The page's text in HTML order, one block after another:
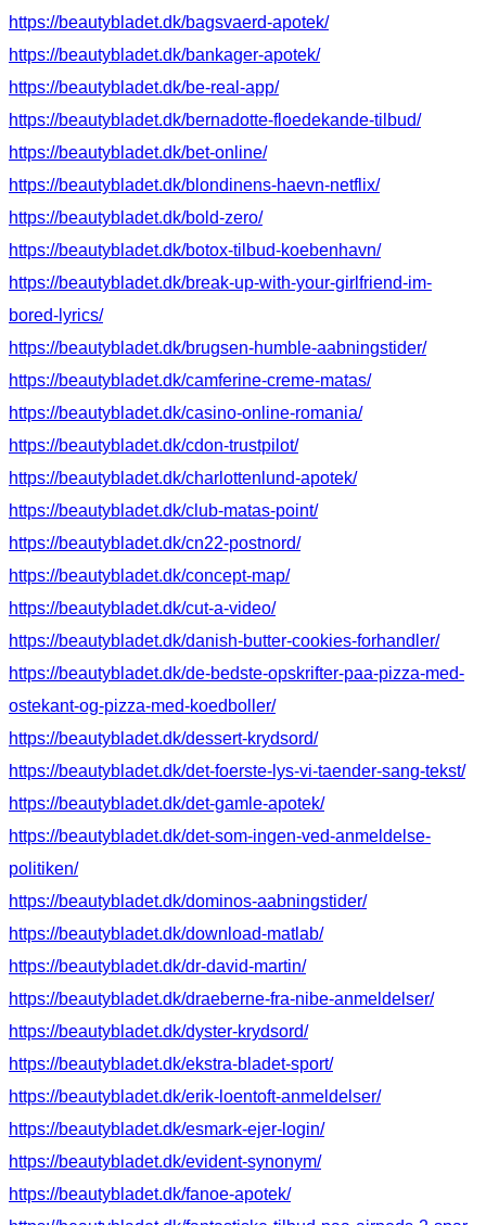
https://beautybladet.dk/bagsvaerd-apotek/
https://beautybladet.dk/bankager-apotek/
https://beautybladet.dk/be-real-app/
https://beautybladet.dk/bernadotte-floedekande-tilbud/
https://beautybladet.dk/bet-online/
https://beautybladet.dk/blondinens-haevn-netflix/
https://beautybladet.dk/bold-zero/
https://beautybladet.dk/botox-tilbud-koebenhavn/
https://beautybladet.dk/break-up-with-your-girlfriend-im-
bored-lyrics/
https://beautybladet.dk/brugsen-humble-aabningstider/
https://beautybladet.dk/camferine-creme-matas/
https://beautybladet.dk/casino-online-romania/
https://beautybladet.dk/cdon-trustpilot/
https://beautybladet.dk/charlottenlund-apotek/
https://beautybladet.dk/club-matas-point/
https://beautybladet.dk/cn22-postnord/
https://beautybladet.dk/concept-map/
https://beautybladet.dk/cut-a-video/
https://beautybladet.dk/danish-butter-cookies-forhandler/
https://beautybladet.dk/de-bedste-opskrifter-paa-pizza-med-
ostekant-og-pizza-med-koedboller/
https://beautybladet.dk/dessert-krydsord/
https://beautybladet.dk/det-foerste-lys-vi-taender-sang-tekst/
https://beautybladet.dk/det-gamle-apotek/
https://beautybladet.dk/det-som-ingen-ved-anmeldelse-
politiken/
https://beautybladet.dk/dominos-aabningstider/
https://beautybladet.dk/download-matlab/
https://beautybladet.dk/dr-david-martin/
https://beautybladet.dk/draeberne-fra-nibe-anmeldelser/
https://beautybladet.dk/dyster-krydsord/
https://beautybladet.dk/ekstra-bladet-sport/
https://beautybladet.dk/erik-loentoft-anmeldelser/
https://beautybladet.dk/esmark-ejer-login/
https://beautybladet.dk/evident-synonym/
https://beautybladet.dk/fanoe-apotek/